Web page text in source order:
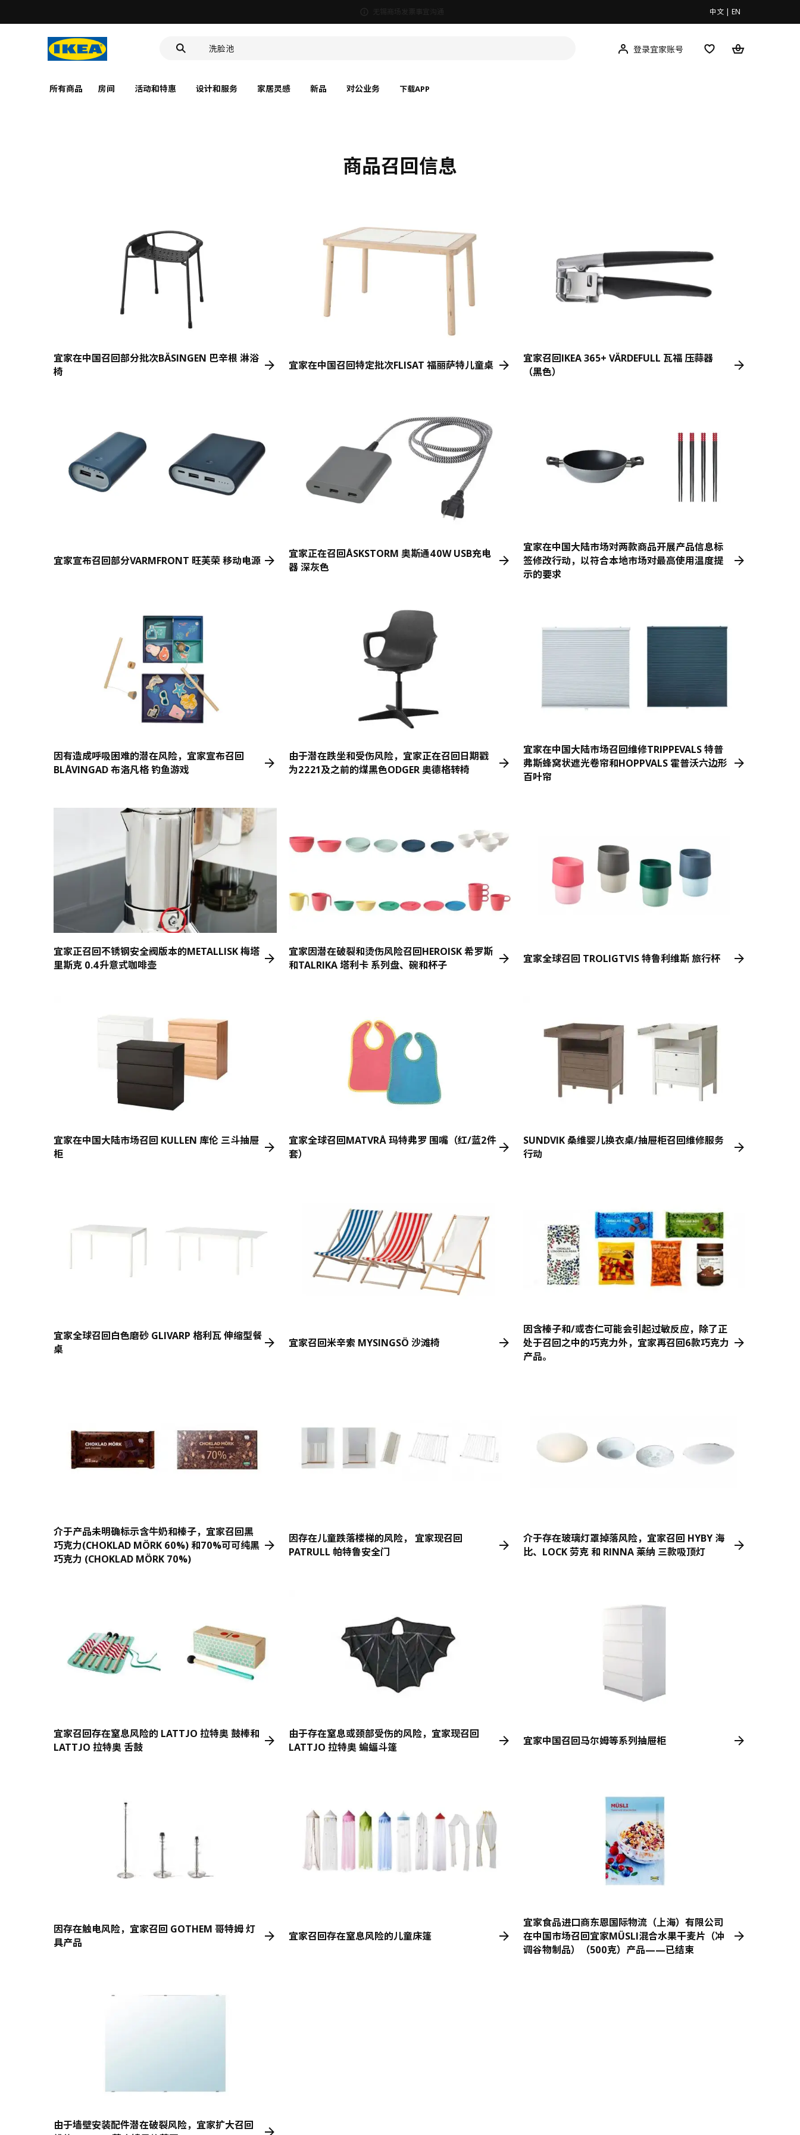
中文 | EN
食品盒
登录宜家账号
所有商品 房间 活动和特惠 设计和服务 家居灵感 新品 对公业务 下载APP
商品召回信息
宜家在中国召回部分批次BÄSINGEN 巴辛根 淋浴
椅
宜家在中国召回特定批次FLISAT 福丽萨特儿童桌
宜家召回IKEA 365+ VÄRDEFULL 瓦福 压蒜器
（黑色）
宜家宣布召回部分VARMFRONT 旺芙荣 移动电源
宜家正在召回ÅSKSTORM 奥斯通40W USB充电
器 深灰色
宜家在中国大陆市场对两款商品开展产品信息标
签修改行动，以符合本地市场对最高使用温度提
示的要求
因有造成呼吸困难的潜在风险，宜家宣布召回
BLÅVINGAD 布洛凡格 钓鱼游戏
由于潜在跌坐和受伤风险，宜家正在召回日期戳
为2221及之前的煤黑色ODGER 奥德格转椅
宜家在中国大陆市场召回维修TRIPPEVALS 特普
弗斯蜂窝状遮光卷帘和HOPPVALS 霍普沃六边形
百叶帘
宜家正召回不锈钢安全阀版本的METALLISK 梅塔
里斯克 0.4升意式咖啡壶
宜家因潜在破裂和烫伤风险召回HEROISK 希罗斯
和TALRIKA 塔利卡 系列盘、碗和杯子
宜家全球召回 TROLIGTVIS 特鲁利维斯 旅行杯
宜家在中国大陆市场召回 KULLEN 库伦 三斗抽屉
柜
宜家全球召回MATVRÅ 玛特弗罗 围嘴（红/蓝2件
套）
SUNDVIK 桑维婴儿换衣桌/抽屉柜召回维修服务
行动
宜家全球召回白色磨砂 GLIVARP 格利瓦 伸缩型餐
桌
宜家召回米辛索 MYSINGSÖ 沙滩椅
因含榛子和/或杏仁可能会引起过敏反应，除了正
处于召回之中的巧克力外，宜家再召回6款巧克力
产品。
介于产品未明确标示含牛奶和榛子，宜家召回黑
巧克力(CHOKLAD MÖRK 60%) 和70%可可纯黑
巧克力 (CHOKLAD MÖRK 70%)
因存在儿童跌落楼梯的风险， 宜家现召回
PATRULL 帕特鲁安全门
介于存在玻璃灯罩掉落风险，宜家召回 HYBY 海
比、LOCK 劳克 和 RINNA 莱纳 三款吸顶灯
宜家召回存在窒息风险的 LATTJO 拉特奥 鼓棒和
LATTJO 拉特奥 舌鼓
由于存在窒息或颈部受伤的风险，宜家现召回
LATTJO 拉特奥 蝙蝠斗篷
宜家中国召回马尔姆等系列抽屉柜
因存在触电风险，宜家召回 GOTHEM 哥特姆 灯
具产品
宜家召回存在窒息风险的儿童床篷
宜家食品进口商东恩国际物流（上海）有限公司
在中国市场召回宜家MÜSLI混合水果干麦片（冲
调谷物制品）（500克）产品——已结束
由于墙壁安装配件潜在破裂风险，宜家扩大召回